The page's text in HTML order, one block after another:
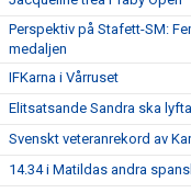
Perspektiv på Stafett-SM:
medaljen
IFKarna i Vårruset
Elitsatsande Sandra ska
Svenskt veteranrekord av
14.34 i Matildas andra